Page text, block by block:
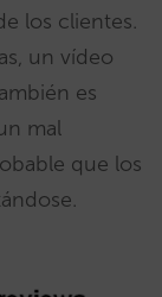
los clientes.
un vídeo
es
mal
que los